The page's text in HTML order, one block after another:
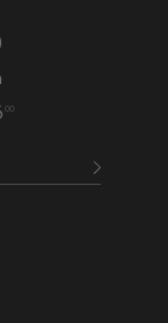
00